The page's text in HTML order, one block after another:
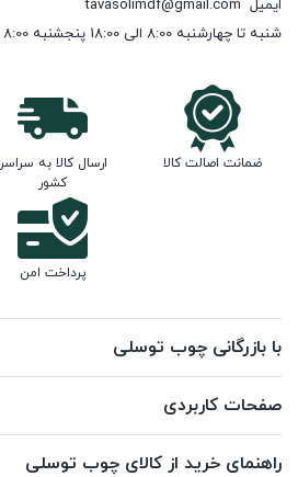
ایمیل tavasolimdf@gmail.com
شنبه تا چهارشنبه 8:00 الی 18:00 پنجشنبه 8:00 الی 13:00
ضمانت اصالت کالا
ارسال کالا به سراسر
کشور
پرداخت امن
با بازرگانی چوب توسلی
صفحات کاربردی
راهنمای خرید از کالای چوب توسلی